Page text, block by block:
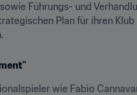
Führungs- und
Plan für ihren
wie Fabio